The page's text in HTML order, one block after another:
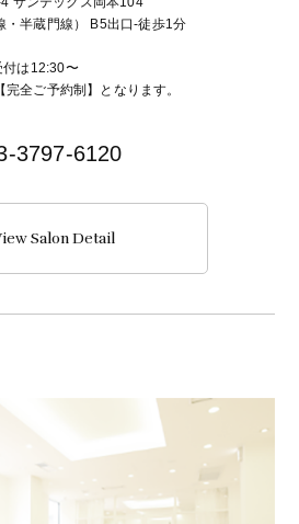
・半蔵門線） B5出口-徒歩1分
は12:30〜
全ご予約制】となります。
3797-6120
Salon Detail